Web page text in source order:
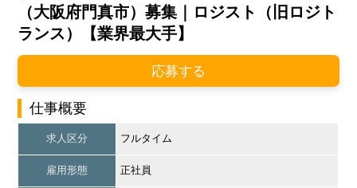
（大阪府門真市）募集｜ロジスト（旧ロジト
ランス）【業界最大手】
応募する
仕事概要
求人区分 フルタイム
雇用形態 正社員